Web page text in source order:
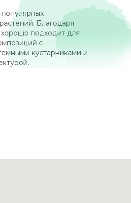
Благодаря
подходит для
с
кустарниками и